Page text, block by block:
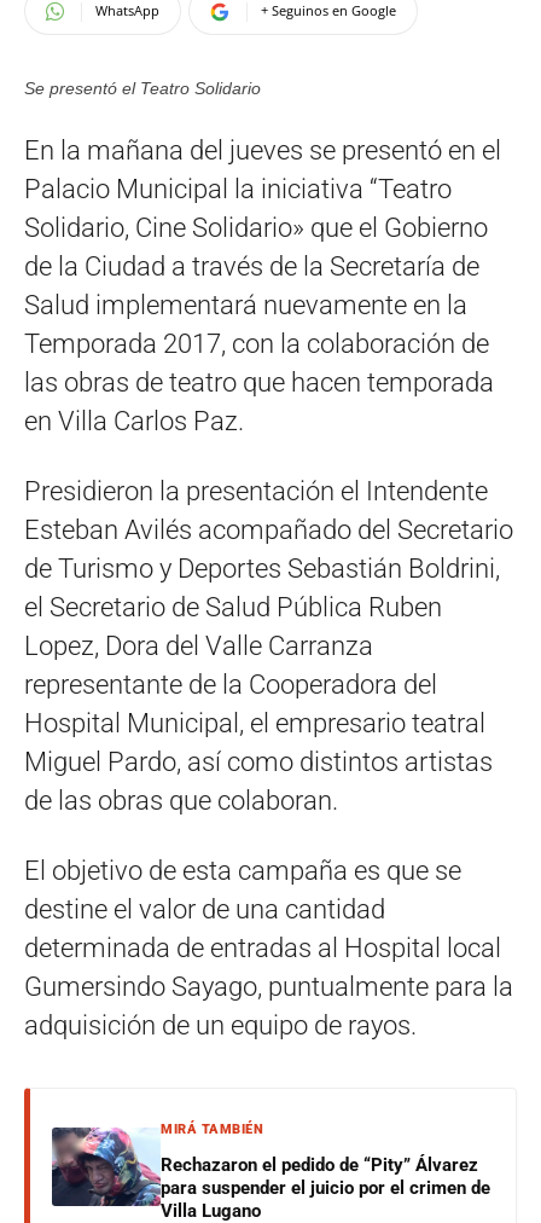
WhatsApp + Seguinos en Google
Se presentó el Teatro Solidario
En la mañana del jueves se presentó en el
Palacio Municipal la iniciativa “Teatro
Solidario, Cine Solidario» que el Gobierno
de la Ciudad a través de la Secretaría de
Salud implementará nuevamente en la
Temporada 2017, con la colaboración de
las obras de teatro que hacen temporada
en Villa Carlos Paz.
Presidieron la presentación el Intendente
Esteban Avilés acompañado del Secretario
de Turismo y Deportes Sebastián Boldrini,
el Secretario de Salud Pública Ruben
Lopez, Dora del Valle Carranza
representante de la Cooperadora del
Hospital Municipal, el empresario teatral
Miguel Pardo, así como distintos artistas
de las obras que colaboran.
El objetivo de esta campaña es que se
destine el valor de una cantidad
determinada de entradas al Hospital local
Gumersindo Sayago, puntualmente para la
adquisición de un equipo de rayos.
MIRÁ TAMBIÉN
Rechazaron el pedido de “Pity” Álvarez
para suspender el juicio por el crimen de
Villa Lugano